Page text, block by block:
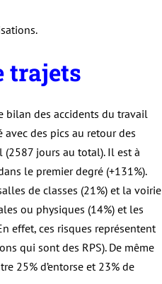
trajets
bilan des accidents du travail
avec des pics au retour des
(2587 jours au total). Il est à
le premier degré (+131%).
de classes (21%) et la voirie
ou physiques (14%) et les
effet, ces risques représentent
qui sont des RPS). De même
25% d’entorse et 23% de